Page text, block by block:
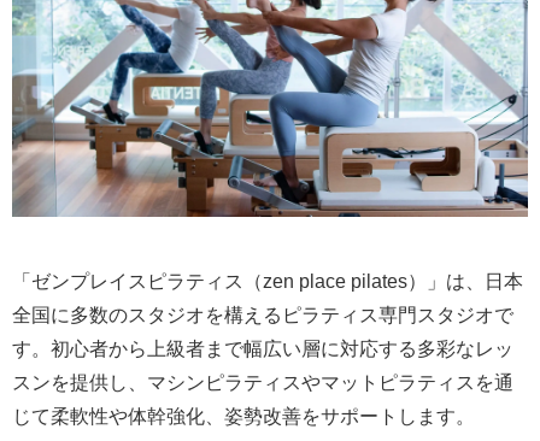
「ゼンプレイスピラティス（zen place pilates）」は、日本
全国に多数のスタジオを構えるピラティス専門スタジオで
す。初心者から上級者まで幅広い層に対応する多彩なレッ
スンを提供し、マシンピラティスやマットピラティスを通
じて柔軟性や体幹強化、姿勢改善をサポートします。